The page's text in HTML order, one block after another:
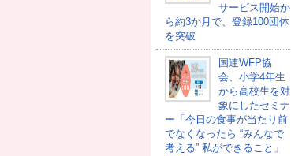
サービス開始か
ら約3か月で、登録100団体
を突破
国連WFP協
会、小学4年生
から高校生を対
象にしたセミナ
ー「今日の食事が当たり前
でなくなったら “みんなで
考える” 私ができること」